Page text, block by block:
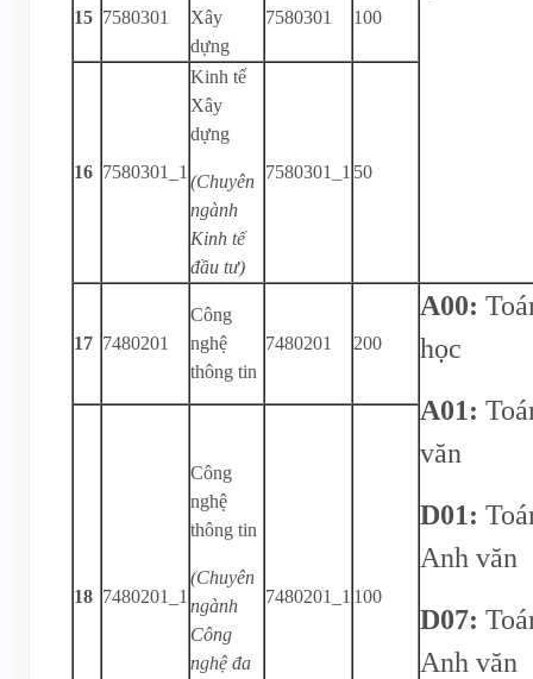
15 7580301
Xây
dựng
7580301 100
16 7580301_1
Kinh tế
Xây
dựng
(Chuyên
ngành
Kinh tế
đầu tư)
7580301_1 50
17 7480201
Công
nghệ
thông tin
7480201 200
A00:
học
A01:
văn
D01:
Anh văn
D07:
Anh văn
18 7480201_1
Công
nghệ
thông tin
(Chuyên
ngành
Công
nghệ đa
7480201_1 100